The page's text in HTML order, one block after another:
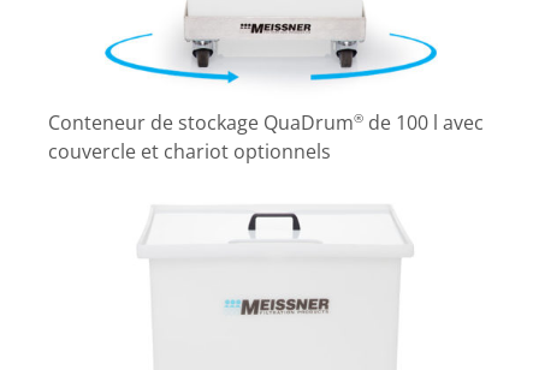
Conteneur de stockage QuaDrum® de 100 l avec
couvercle et chariot optionnels